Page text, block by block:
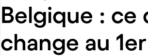
Belgique : ce
change au